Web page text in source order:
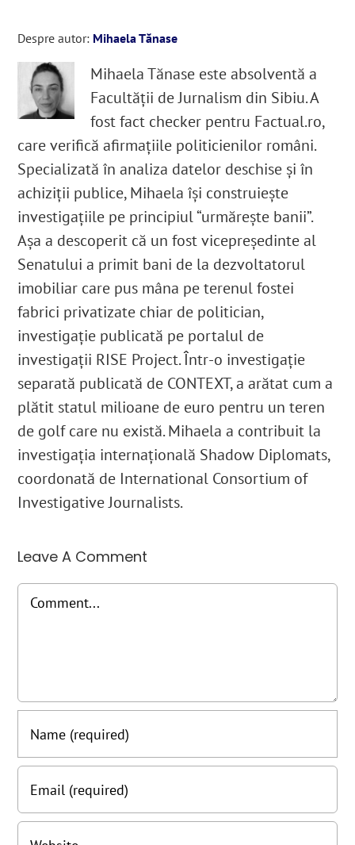
Despre autor: Mihaela Tănase
Mihaela Tănase este absolventă a
Facultăţii de Jurnalism din Sibiu. A
fost fact checker pentru Factual.ro,
care verifică afirmațiile politicienilor români.
Specializată în analiza datelor deschise și în
achiziții publice, Mihaela își construiește
investigațiile pe principiul “urmărește banii”.
Așa a descoperit că un fost vicepreședinte al
Senatului a primit bani de la dezvoltatorul
imobiliar care pus mâna pe terenul fostei
fabrici privatizate chiar de politician,
investigație publicată pe portalul de
investigații RISE Project. Într-o investigație
separată publicată de CONTEXT, a arătat cum a
plătit statul milioane de euro pentru un teren
de golf care nu există. Mihaela a contribuit la
investigația internațională Shadow Diplomats,
coordonată de International Consortium of
Investigative Journalists.
Leave A Comment
Comment